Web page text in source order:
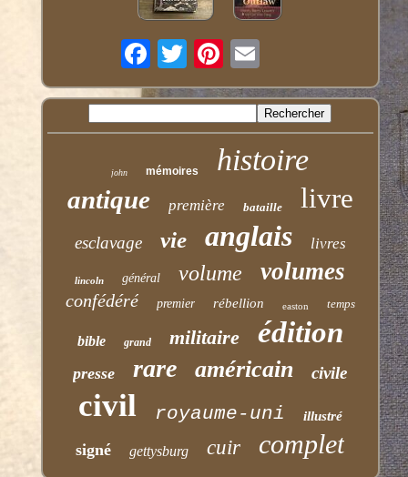
john mémoires histoire
antique première bataille livre
esclavage vie anglais livres
lincoln général volume volumes
confédéré premier rébellion easton temps
bible grand militaire édition
presse rare américain civile
civil royaume-uni illustré
signé gettysburg cuir complet